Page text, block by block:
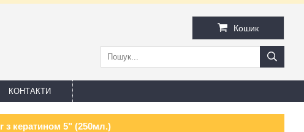
Кошик
КОНТАКТИ
з кератином 5" (250мл.)